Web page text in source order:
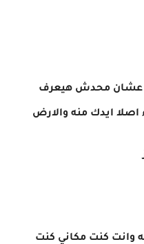
عشان محدش هيعرف
اصلا ايدك منه والارض
وانت كنت مكاني كنت